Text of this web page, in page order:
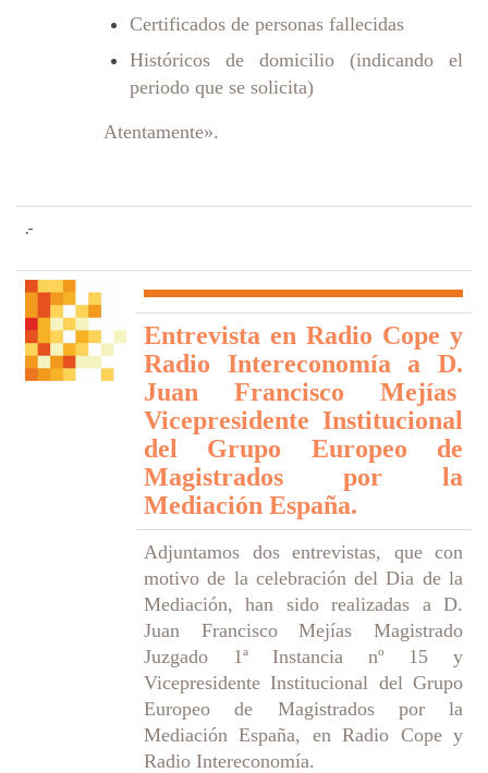
Certificados de personas fallecidas
Históricos de domicilio (indicando el
periodo que se solicita)
Atentamente».
.-
Entrevista en Radio Cope y
Radio Intereconomía a D.
Juan Francisco Mejías
Vicepresidente Institucional
del Grupo Europeo de
Magistrados por la
Mediación España.
Adjuntamos dos entrevistas, que con
motivo de la celebración del Dia de la
Mediación, han sido realizadas a D.
Juan Francisco Mejías Magistrado
Juzgado 1ª Instancia nº 15 y
Vicepresidente Institucional del Grupo
Europeo de Magistrados por la
Mediación España, en Radio Cope y
Radio Intereconomía.